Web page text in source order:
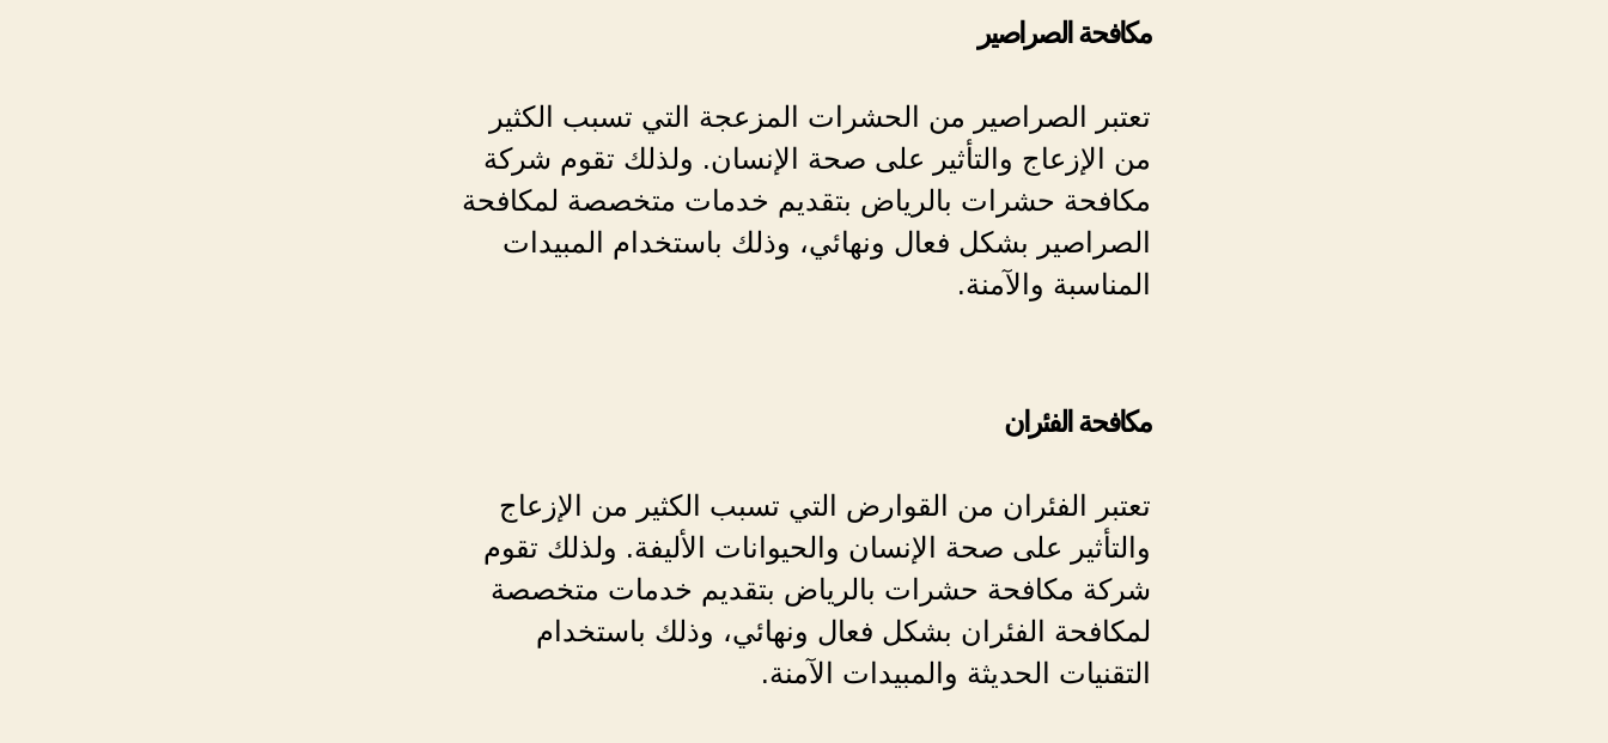
مكافحة الصراصير
تعتبر الصراصير من الحشرات المزعجة التي تسبب الكثير
من الإزعاج والتأثير على صحة الإنسان. ولذلك تقوم شركة
مكافحة حشرات بالرياض بتقديم خدمات متخصصة لمكافحة
الصراصير بشكل فعال ونهائي، وذلك باستخدام المبيدات
المناسبة والآمنة.
مكافحة الفئران
تعتبر الفئران من القوارض التي تسبب الكثير من الإزعاج
والتأثير على صحة الإنسان والحيوانات الأليفة. ولذلك تقوم
شركة مكافحة حشرات بالرياض بتقديم خدمات متخصصة
لمكافحة الفئران بشكل فعال ونهائي، وذلك باستخدام
التقنيات الحديثة والمبيدات الآمنة.